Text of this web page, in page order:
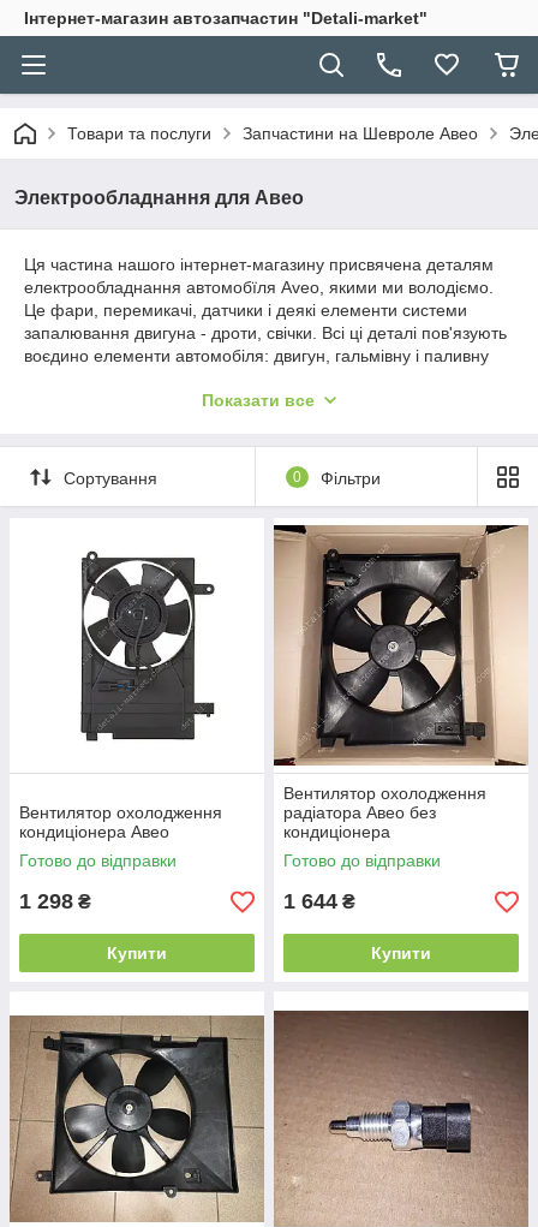
Інтернет-магазин автозапчастин "Detali-market"
Товари та послуги Запчастини на Шевроле Авео
Электрообладнання для Авео
Ця частина нашого інтернет-магазину присвячена деталям
електрообладнання автомобїля Aveo, якими ми володіємо.
Це фари, перемикачі, датчики і деякі елементи системи
запалювання двигуна - дроти, свічки. Всі ці деталі пов'язують
воєдино елементи автомобіля: двигун, гальмівну і паливну
на салон Авео показані у відповідному розділі.
Показати все
Сортування 0 Фільтри
Вентилятор охолодження
кондиціонера Авео
Готово до відправки
1 298 ₴
Купити
Вентилятор охолодження
радіатора Авео без
кондиціонера
Готово до відправки
1 644 ₴
Купити